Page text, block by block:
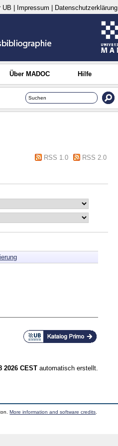
UB Impressum Datenschutzerklärung
Über MADOC Hilfe
RSS 1.0
RSS 2.0
2026 CEST automatisch erstellt.
More information and software credits